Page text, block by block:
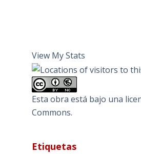
View My Stats
Esta obra está bajo una
Commons.
Etiquetas